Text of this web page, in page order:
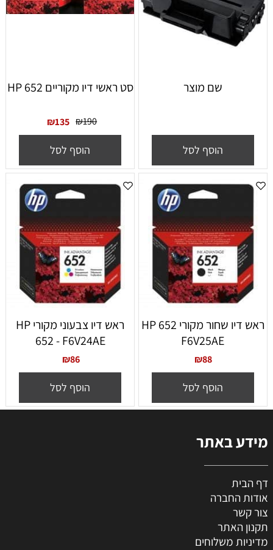
שם מוצר
הוסף לסל
סט ראשי דיו מקוריים HP 652
₪190
₪135
הוסף לסל
ראש דיו שחור מקורי 652 HP
F6V25AE
₪88
הוסף לסל
ראש דיו צבעוני מקורי HP
652 - F6V24AE
₪86
הוסף לסל
מידע באתר
דף הבית
אודות החברה
צור קשר
תקנון האתר
מדיניות משלוחים